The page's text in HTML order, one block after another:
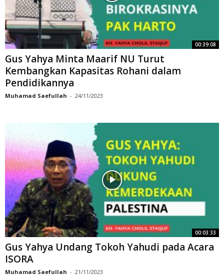
00:39:08
Gus Yahya Minta Maarif NU Turut
Kembangkan Kapasitas Rohani dalam
Pendidikannya
Muhamad Saefullah - 24/11/2023
00:03:33
Gus Yahya Undang Tokoh Yahudi pada Acara
ISORA
Muhamad Saefullah - 21/11/2023